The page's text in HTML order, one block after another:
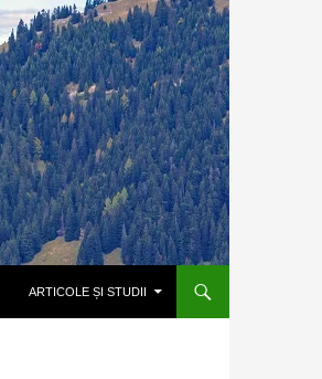
ARTICOLE ȘI STUDII